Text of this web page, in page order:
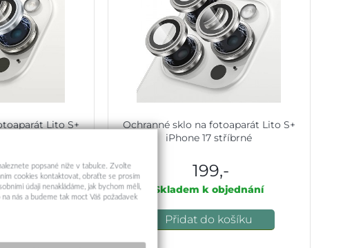
Lito S+
Ochranné sklo na fotoaparát Lito S+
iPhone 17 stříbrné
199,-
Skladem k objednání
Přidat do košíku
popsané níže v tabulce. Zvolte
cookies kontaktovat, obraťte se prosím
údaji nenakládáme, jak bychom měli,
nás a budeme tak moct Váš požadavek